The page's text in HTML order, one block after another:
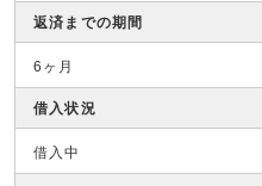
返済までの期間
6ヶ月
借入状況
借入中